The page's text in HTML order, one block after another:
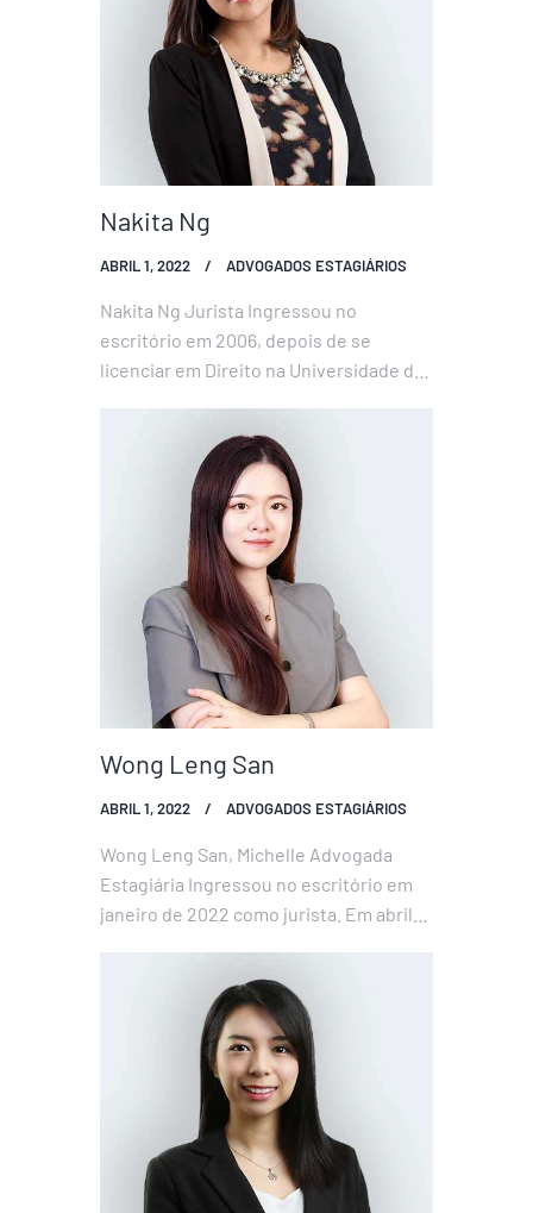
Nakita Ng
ABRIL 1, 2022 ADVOGADOS ESTAGIÁRIOS
Nakita Ng Jurista Ingressou no
escritório em 2006, depois de se
licenciar em Direito na Universidade de
2007. Presta assessoria nos mais
diversos assuntos, mas com particular
interesse e experiência nas áreas de…
Wong Leng San
ABRIL 1, 2022 ADVOGADOS ESTAGIÁRIOS
Wong Leng San, Michelle Advogada
Estagiária Ingressou no escritório em
janeiro de 2022 como jurista. Em abril
Advogados de Macau, exercendo
funções desde então. Tem experiência
na elaboração e revisão de contratos,…